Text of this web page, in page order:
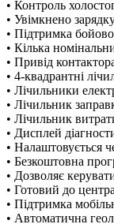
• Контроль
• Увімкнено
• Підтримка
• Кілька
• Привід
• 4-квадрантні
• Лічильники
• Лічильник
• Лічильник
• Дисплей
• Налаштовується
• Безкоштовна
• Дозволяє
• Готовий до
• Підтримка
• Автоматична